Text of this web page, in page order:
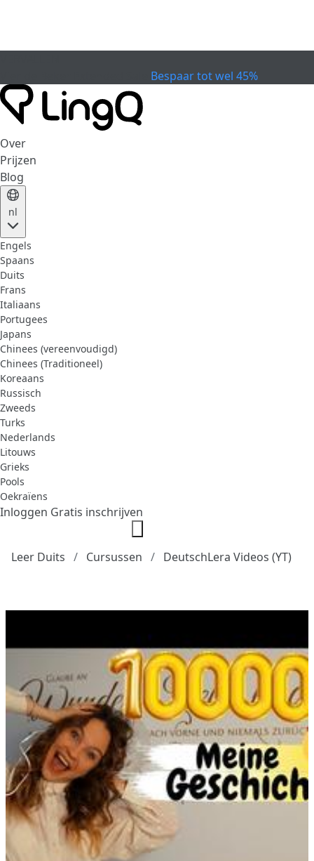
Bespaar tot wel 45%
Over
Prijzen
Blog
nl
Engels
Spaans
Duits
Frans
Italiaans
Portugees
Japans
Chinees (vereenvoudigd)
Chinees (Traditioneel)
Koreaans
Russisch
Zweeds
Turks
Nederlands
Litouws
Grieks
Pools
Oekraïens
Inloggen Gratis inschrijven
Leer Duits Cursussen DeutschLera Videos (YT)